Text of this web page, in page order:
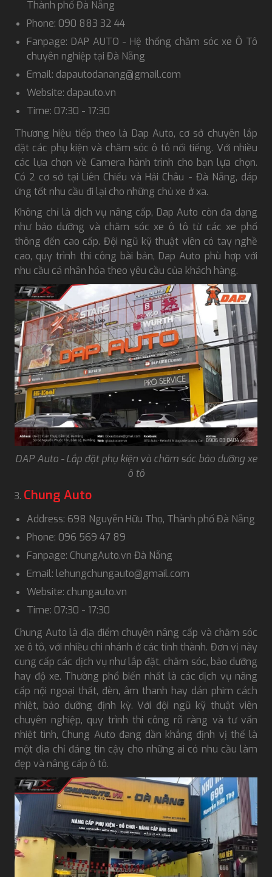
Thành phố Đà Nẵng
Phone: 090 883 32 44
Fanpage: DAP AUTO - Hệ thống chăm sóc xe Ô Tô
chuyên nghiệp tại Đà Nẵng
Email: dapautodanang@gmail.com
Website: dapauto.vn
Time: 07:30 - 17:30
Thương hiệu tiếp theo là Dap Auto, cơ sở chuyên lắp
đặt các phụ kiện và chăm sóc ô tô nổi tiếng. Với nhiều
các lựa chọn về Camera hành trình cho bạn lựa chọn.
Có 2 cơ sở tại Liên Chiểu và Hải Châu - Đà Nẵng, đáp
ứng tốt nhu cầu đi lại cho những chủ xe ở xa.
Không chỉ là dịch vụ nâng cấp, Dap Auto còn đa dạng
như bảo dưỡng và chăm sóc xe ô tô từ các xe phổ
thông đến cao cấp. Đội ngũ kỹ thuật viên có tay nghề
cao, quy trình thi công bài bản, Dap Auto phù hợp với
nhu cầu cá nhân hóa theo yêu cầu của khách hàng.
DAP Auto - Lắp đặt phụ kiện và chăm sóc bảo dưỡng xe
ô tô
Chung Auto
Address: 698 Nguyễn Hữu Thọ, Thành phố Đà Nẵng
Phone: 096 569 47 89
Fanpage: ChungAuto.vn Đà Nẵng
Email: lehungchungauto@gmail.com
Website: chungauto.vn
Time: 07:30 - 17:30
Chung Auto là địa điểm chuyên nâng cấp và chăm sóc
xe ô tô, với nhiều chi nhánh ở các tỉnh thành. Đơn vị này
cung cấp các dịch vụ như lắp đặt, chăm sóc, bảo dưỡng
hay độ xe. Thường phổ biến nhất là các dịch vụ nâng
cấp nội ngoại thất, đèn, âm thanh hay dán phim cách
nhiệt, bảo dưỡng định kỳ. Với đội ngũ kỹ thuật viên
chuyên nghiệp, quy trình thi công rõ ràng và tư vấn
nhiệt tình, Chung Auto đang dần khẳng định vị thế là
một địa chỉ đáng tin cậy cho những ai có nhu cầu làm
đẹp và nâng cấp ô tô.